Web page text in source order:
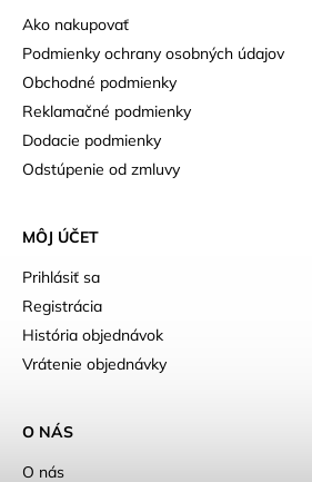
Ako nakupovať
Podmienky ochrany osobných údajov
Obchodné podmienky
Reklamačné podmienky
Dodacie podmienky
Odstúpenie od zmluvy
MÔJ ÚČET
Prihlásiť sa
Registrácia
História objednávok
Vrátenie objednávky
O NÁS
O nás